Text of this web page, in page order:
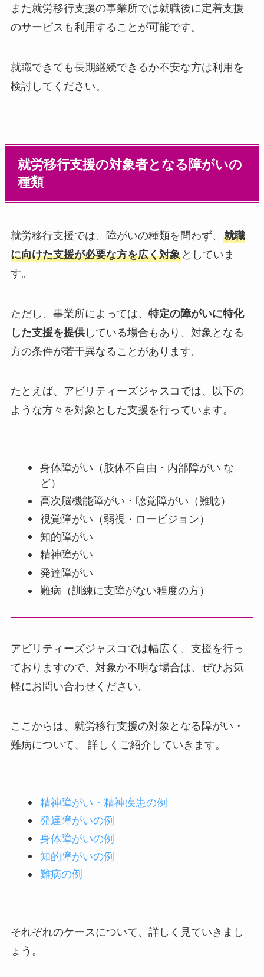
また就労移行支援の事業所では就職後に定着支援
のサービスも利用することが可能です。
就職できても長期継続できるか不安な方は利用を
検討してください。
就労移行支援の対象者となる障がいの
種類
就労移行支援では、障がいの種類を問わず、 就職
に向けた支援が必要な方を広く対象としていま
す。
ただし、事業所によっては、 特定の障がいに特化
した支援を提供している場合もあり、対象となる
方の条件が若干異なることがあります。
たとえば、アビリティーズジャスコでは、以下の
ような方々を対象とした支援を行っています。
身体障がい（肢体不自由・内部障がい な
ど）
高次脳機能障がい・聴覚障がい（難聴）
視覚障がい（弱視・ロービジョン）
知的障がい
精神障がい
発達障がい
難病（訓練に支障がない程度の方）
アビリティーズジャスコでは幅広く、支援を行っ
ておりますので、対象か不明な場合は、ぜひお気
軽にお問い合わせください。
ここからは、就労移行支援の対象となる障がい・
難病について、 詳しくご紹介していきます。
精神障がい・精神疾患の例
発達障がいの例
身体障がいの例
知的障がいの例
難病の例
それぞれのケースについて、詳しく見ていきまし
ょう。